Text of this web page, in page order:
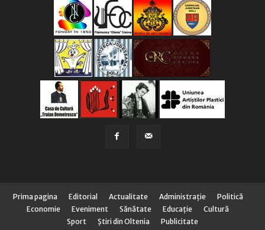
Prima pagina Editorial Actualitate Administraţie
Politică
Economie
Eveniment Sănătate Educaţie
Cultură
Sport
Știri din Oltenia Publicitate